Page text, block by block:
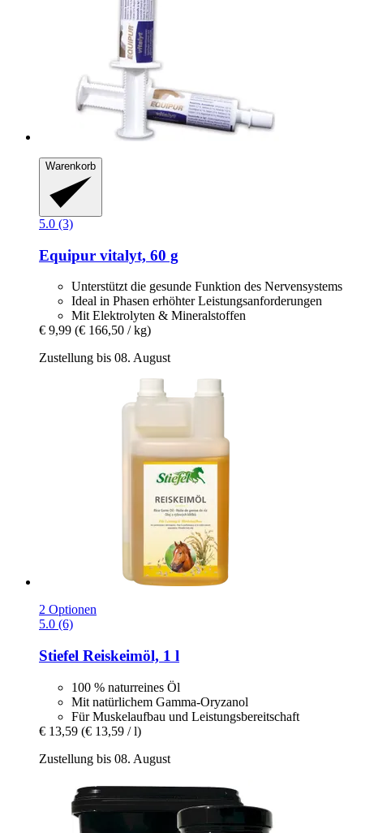
Warenkorb
5.0 (3)
Equipur vitalyt, 60 g
Unterstützt die gesunde Funktion des Nervensystems
Ideal in Phasen erhöhter Leistungsanforderungen
Mit Elektrolyten & Mineralstoffen
€ 9,99 (€ 166,50 / kg)
Zustellung bis 08. August
2 Optionen
5.0 (6)
Stiefel Reiskeimöl, 1 l
100 % naturreines Öl
Mit natürlichem Gamma-Oryzanol
Für Muskelaufbau und Leistungsbereitschaft
€ 13,59 (€ 13,59 / l)
Zustellung bis 08. August